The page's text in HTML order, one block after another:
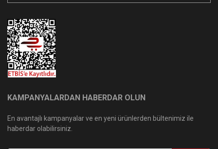
KAMPANYALARDAN HABERDAR OLUN
En avantajlı kampanyalar ve en yeni ürünlerden bültenimiz ile
haberdar olabilirsiniz.